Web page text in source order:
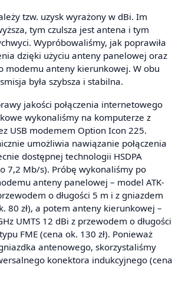
tzw. uzysk wyrażony w dBi. Im
tym czulsza jest antena i tym
Wypróbowaliśmy, jak poprawiła
dzięki użyciu anteny panelowej oraz
modemu anteny kierunkowej. W obu
była szybsza i stabilna.
jakości połączenia internetowego
wykonaliśmy na komputerze z
USB modemem Option Icon 225.
umożliwia nawiązanie połączenia
dostępnej technologii HSDPA
7,2 Mb/s). Próbę wykonaliśmy po
anteny panelowej – model ATK-
o długości 5 m i z gniazdem
80 zł), a potem anteny kierunkowej –
UMTS 12 dBi z przewodem o długości
FME (cena ok. 130 zł). Ponieważ
antenowego, skorzystaliśmy
konektora indukcyjnego (cena